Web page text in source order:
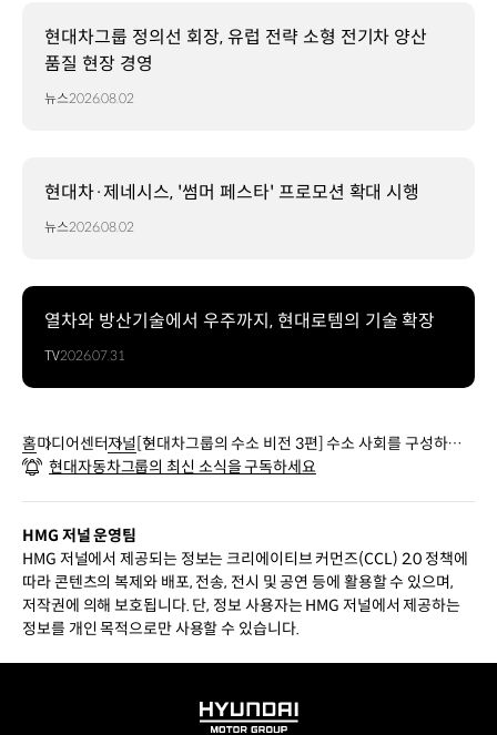
현대차그룹 정의선 회장, 유럽 전략 소형 전기차 양산
품질 현장 경영
뉴스2026.08.02
현대차·제네시스, '썸머 페스타' 프로모션 확대 시행
뉴스2026.08.02
열차와 방산기술에서 우주까지, 현대로템의 기술 확장
TV2026.07.31
홈미디어센터저널 [현대차그룹의 수소 비전 3편] 수소 사회를 구성하는
수소 인프라
현대자동차그룹의 최신 소식을 구독하세요
HMG 저널 운영팀
HMG 저널에서 제공되는 정보는 크리에이티브 커먼즈(CCL) 2.0 정책에
따라 콘텐츠의 복제와 배포, 전송, 전시 및 공연 등에 활용할 수 있으며,
저작권에 의해 보호됩니다. 단, 정보 사용자는 HMG 저널에서 제공하는
정보를 개인 목적으로만 사용할 수 있습니다.
HYUNDAI